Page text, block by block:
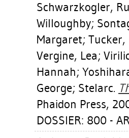
Schwarzkogler,
Willoughby;
Margaret; Tucker,
Vergine, Lea;
Hannah;
George; Stelarc.
Phaidon Press,
DOSSIER: 800 -